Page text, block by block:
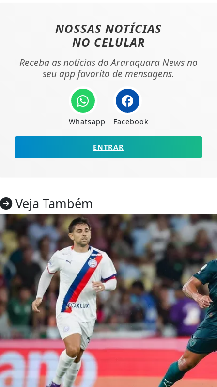
NOSSAS NOTÍCIAS
NO CELULAR
Receba as notícias do Araraquara News no
seu app favorito de mensagens.
Whatsapp Facebook
ENTRAR
Veja Também